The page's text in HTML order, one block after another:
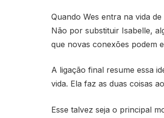
Quando Wes entra na vida
Não por substituir Isabelle,
que novas conexões podem
A ligação final resume essa
vida. Ela faz as duas coisas
Esse talvez seja o principal